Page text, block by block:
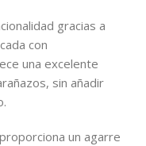
gracias a
con
una excelente
sin añadir
proporciona un agarre